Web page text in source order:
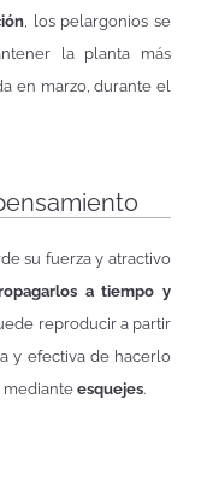
, los pelargonios se
la planta más
en marzo, durante el
su fuerza y atractivo
a tiempo y
reproducir a partir
y efectiva de hacerlo
medianteesquejes.